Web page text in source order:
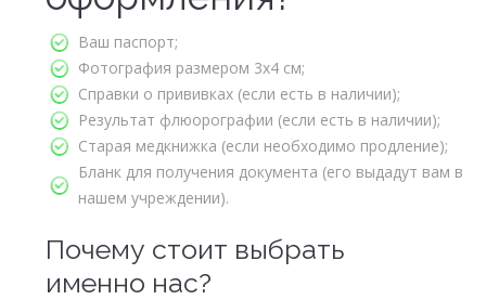
Ваш паспорт;
Фотография размером 3х4 см;
Справки о прививках (если есть в наличии);
Результат флюорографии (если есть в наличии);
Старая медкнижка (если необходимо продление);
Бланк для получения документа (его выдадут вам в
нашем учреждении).
Почему стоит выбрать
именно нас?